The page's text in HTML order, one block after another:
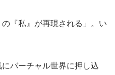
の『私』が再現される」。い
バーチャル世界に押し込